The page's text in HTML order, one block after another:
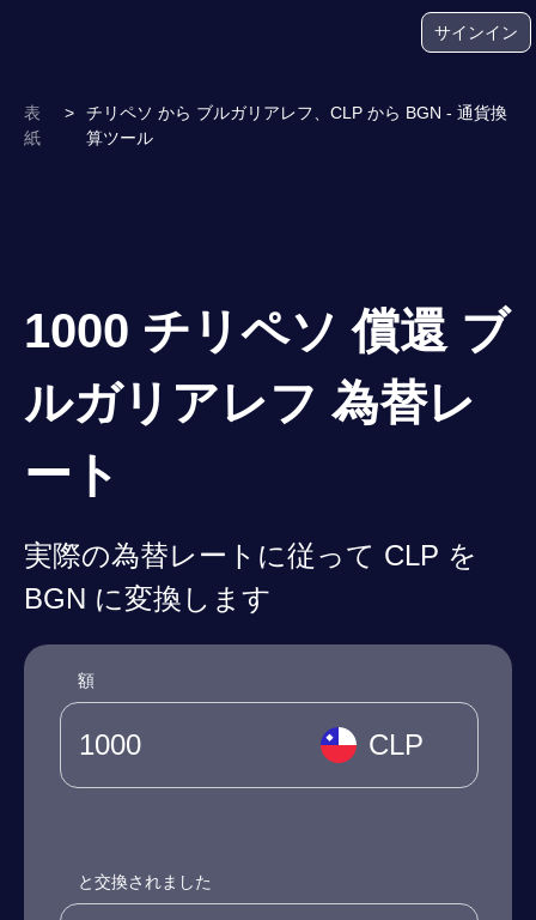
サインイン
表
紙
>
チリペソ から ブルガリアレフ、CLP から BGN - 通貨換
算ツール
1000 チリペソ 償還 ブ
ルガリアレフ 為替レ
ート
実際の為替レートに従って CLP を
BGN に変換します
額
CLP
と交換されました